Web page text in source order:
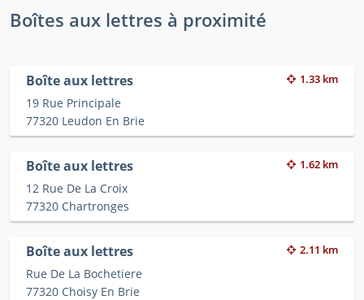
Boîtes aux lettres à proximité
Boîte aux lettres 1.33 km
19 Rue Principale
77320 Leudon En Brie
Boîte aux lettres 1.62 km
12 Rue De La Croix
77320 Chartronges
Boîte aux lettres 2.11 km
Rue De La Bochetiere
77320 Choisy En Brie